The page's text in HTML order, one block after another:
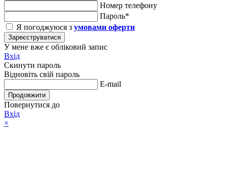
Номер телефону
Пароль*
Я погоджуюся з умовами оферти
Зареєструватися
У мене вже є обліковий запис
Вхід
Скинути пароль
Відновіть свій пароль
E-mail
Продовжити
Повернутися до
Вхід
×